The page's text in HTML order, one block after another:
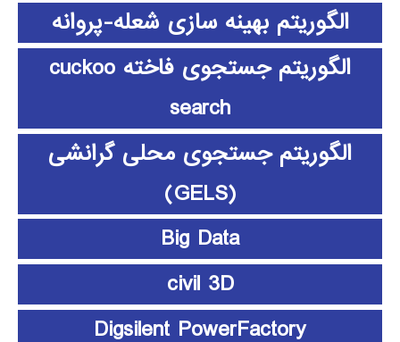
الگوریتم بهینه سازی شعله-پروانه
الگوریتم جستجوی فاخته cuckoo
search
الگوریتم جستجوی محلی گرانشی
(GELS)
Big Data
civil 3D
Digsilent PowerFactory